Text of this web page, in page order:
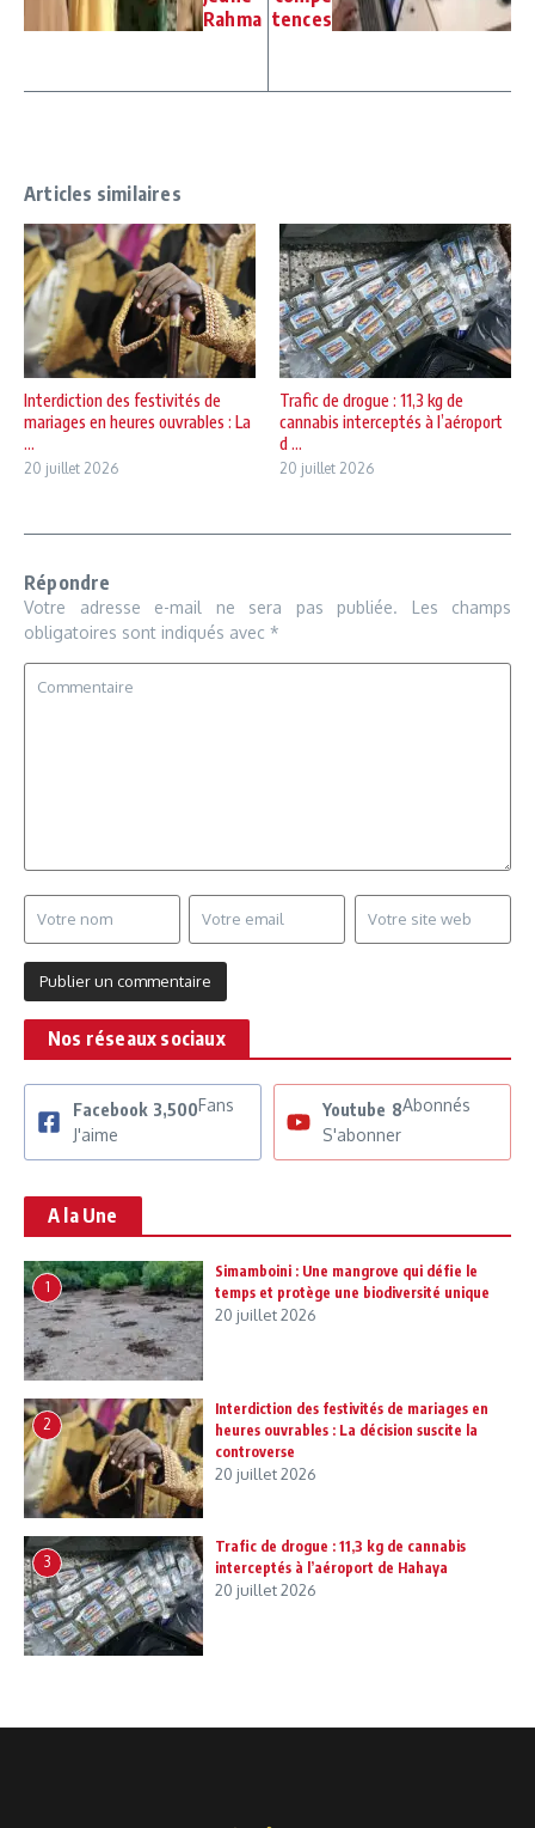
Rahma tences
Articles similaires
Interdiction des festivités de
mariages en heures ouvrables : La
...
20 juillet 2026
Trafic de drogue : 11,3 kg de
cannabis interceptés à l’aéroport
d ...
20 juillet 2026
Répondre
Votre adresse e-mail ne sera pas publiée.
Les champs
obligatoires sont indiqués avec *
Nos réseaux sociaux
Facebook 3,500Fans
J'aime
Youtube 8Abonnés
S'abonner
A la Une
1
Simamboini : Une mangrove qui défie le
temps et protège une biodiversité unique
20 juillet 2026
2
Interdiction des festivités de mariages en
heures ouvrables : La décision suscite la
controverse
20 juillet 2026
3
Trafic de drogue : 11,3 kg de cannabis
interceptés à l’aéroport de Hahaya
20 juillet 2026